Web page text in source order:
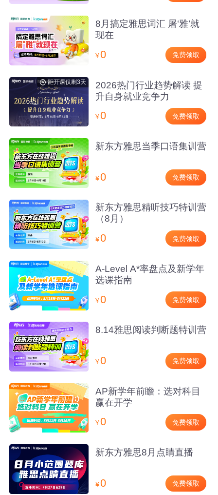
8月搞定雅思词汇 屠‘雅’就
现在
¥0 免费领取
距开课仅剩3天
2026热门行业趋势解读 提
升自身就业竞争力
¥0 免费领取
新东方雅思当季口语集训营
¥0 免费领取
新东方雅思精听技巧特训营
（8月）
¥0 免费领取
A-Level A*率盘点及新学年
选课指南
¥0 免费领取
8.14雅思阅读判断题特训营
¥0 免费领取
AP新学年前瞻：选对科目
赢在开学
¥0 免费领取
新东方雅思8月点睛直播
¥0 免费领取